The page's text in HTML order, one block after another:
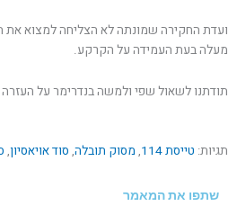
ועדת החקירה שמונתה לא הצליחה למצוא את
מעלה בעת העמידה על הקרקע.
תודתנו לשאול שפי ולמשה בנדרימר על
תגיות: טייסת 114 , מסוק תובלה, סוד אויאסיון,
שתפו את המאמר